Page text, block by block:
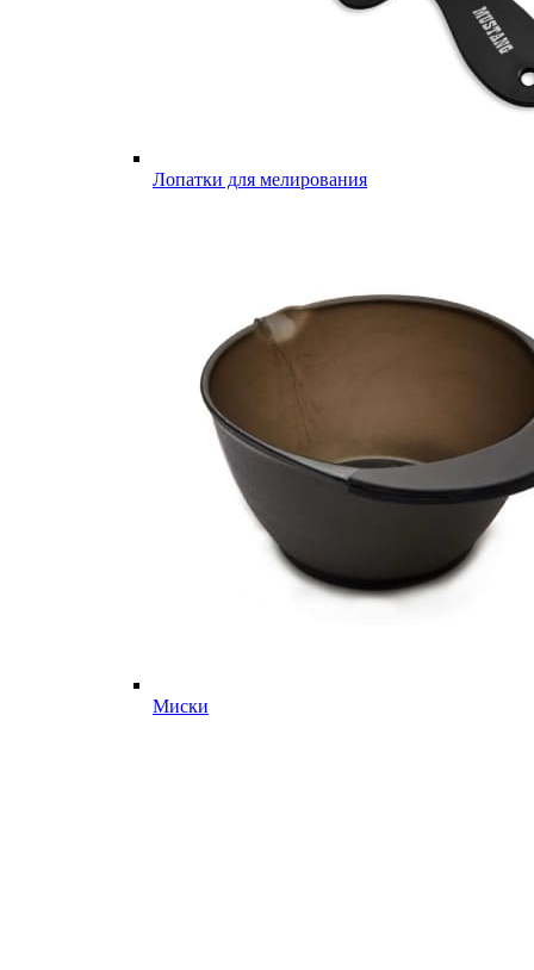
Лопатки для мелирования
Миски